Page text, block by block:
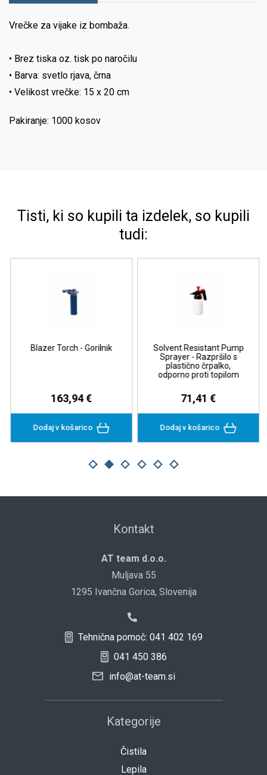
Vrečke za vijake iz bombaža.
• Brez tiska oz. tisk po naročilu
• Barva: svetlo rjava, črna
• Velikost vrečke: 15 x 20 cm
Pakiranje: 1000 kosov
Tisti, ki so kupili ta izdelek, so kupili
tudi:
Blazer Torch - Gorilnik
163,94 €
Dodaj v košarico
Solvent Resistant Pump
Sprayer - Razpršilo s
plastično črpalko,
odporno proti topilom
71,41 €
Dodaj v košarico
Kontakt
AT team d.o.o.
Muljava 55
1295 Ivančna Gorica, Slovenija
Tehnična pomoč: 041 402 169
041 450 386
info@at-team.si
Kategorije
Čistila
Lepila